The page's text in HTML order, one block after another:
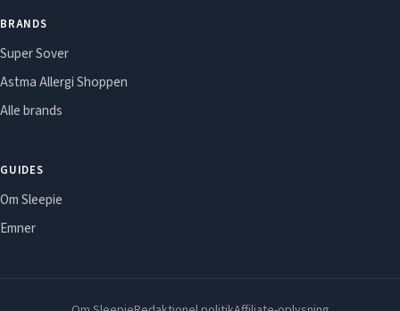
BRANDS
Super Sover
Astma Allergi Shoppen
Alle brands
GUIDES
Om Sleepie
Emner